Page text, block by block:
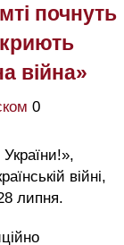
почнуть
війна»
0
війні,
липня.